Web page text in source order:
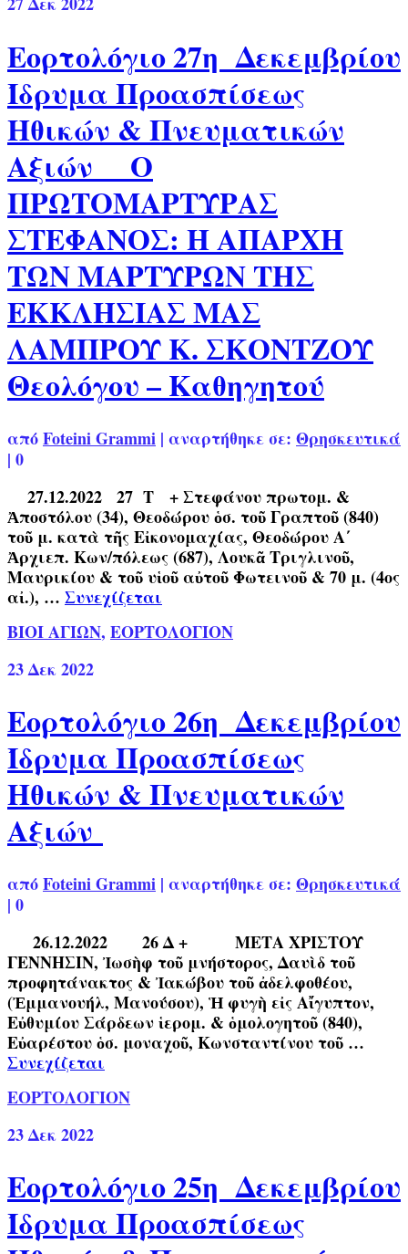
Εορτολόγιο 27η Δεκεμβρίου
Ίδρυμα Προασπίσεως
Ηθικών & Πνευματικών
Αξιών Ο
ΠΡΩΤΟΜΑΡΤΥΡΑΣ
ΣΤΕΦΑΝΟΣ: Η ΑΠΑΡΧΗ
ΤΩΝ ΜΑΡΤΥΡΩΝ ΤΗΣ
ΕΚΚΛΗΣΙΑΣ ΜΑΣ
ΛΑΜΠΡΟΥ Κ. ΣΚΟΝΤΖΟΥ
Θεολόγου – Καθηγητού
απόFoteini Grammi | αναρτήθηκε σε: Θρησκευτικά
| 0
27.12.2022 27 Τ + Στεφάνου πρωτομ. &
Ἀποστόλου (34), Θεοδώρου ὁσ. τοῦ Γραπτοῦ (840)
τοῦ μ. κατὰ τῆς Εἰκονομαχίας, Θεοδώρου Α΄
Ἀρχιεπ. Κων/πόλεως (687), Λουκᾶ Τριγλινοῦ,
Μαυρικίου & τοῦ υἱοῦ αὐτοῦ Φωτεινοῦ & 70 μ. (4ος
αἰ.), … Συνεχίζεται
ΒΙΟΙ ΑΓΙΩΝ, ΕΟΡΤΟΛΟΓΙΟΝ
23Δεκ 2022
Εορτολόγιο 26η Δεκεμβρίου
Ίδρυμα Προασπίσεως
Ηθικών & Πνευματικών
Αξιών
απόFoteini Grammi | αναρτήθηκε σε: Θρησκευτικά
| 0
26.12.2022 26 Δ + ΜΕΤΑ ΧΡΙΣΤΟΥ
ΓΕΝΝΗΣΙΝ, Ἰωσὴφ τοῦ μνήστορος, Δαυὶδ τοῦ
προφητάνακτος & Ἰακώβου τοῦ ἀδελφοθέου,
(Ἐμμανουήλ, Μανούσου), Ἡ φυγὴ εἰς Αἴγυπτον,
Εὐθυμίου Σάρδεων ἱερομ. & ὁμολογητοῦ (840),
Εὐαρέστου ὁσ. μοναχοῦ, Κωνσταντίνου τοῦ …
Συνεχίζεται
ΕΟΡΤΟΛΟΓΙΟΝ
23Δεκ 2022
Εορτολόγιο 25η Δεκεμβρίου
Ίδρυμα Προασπίσεως